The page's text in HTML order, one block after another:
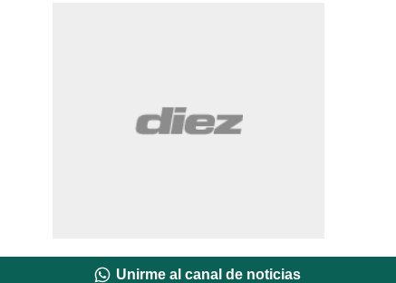
Unirme al canal de noticias